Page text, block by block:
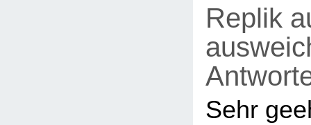
Replik
Sehr